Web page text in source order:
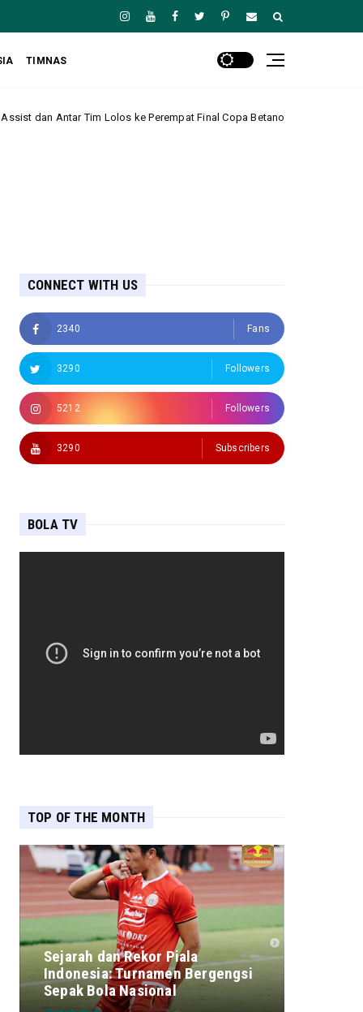
TIMNAS
ke Perempat Final Copa Betano do Brasil Amerika Serikat
CONNECT WITH US
2340 Fans
3290 Followers
5212 Followers
3290 Subscribers
BOLA TV
TOP OF THE MONTH
Sejarah dan Rekor Piala
Indonesia: Turnamen Bergengsi
Sepak Bola Nasional